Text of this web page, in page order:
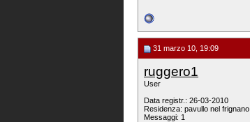
31 marzo 10, 19:09
ruggero1
User
Data registr.: 26-03-2010
Residenza: pavullo nel frignano
Messaggi: 1